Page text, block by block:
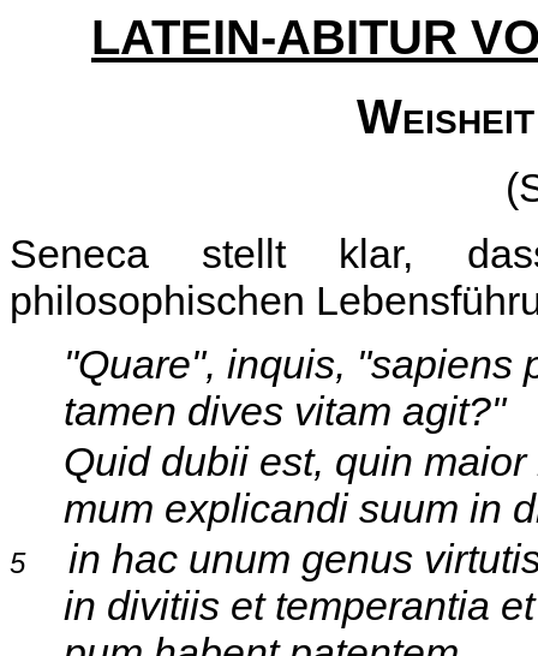
LATEIN-ABITUR
Seneca stellt klar,
philosophischen
"Quare", inquis, "sapiens
tamen dives vitam agit?"
Quid dubii est, quin maior
mum explicandi suum in
5in hac unum genus
in divitiis et temperantia